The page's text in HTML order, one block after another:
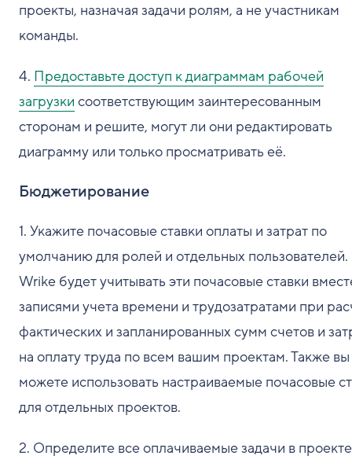
проекты, назначая задачи ролям, а не участникам
команды.
4. Предоставьте доступ к диаграммам рабочей
загрузки соответствующим заинтересованным
сторонам и решите, могут ли они редактировать
диаграмму или только просматривать её.
Бюджетирование
1. Укажите почасовые ставки оплаты и затрат по
умолчанию для ролей и отдельных пользователей.
Wrike будет учитывать эти почасовые ставки
записями учета времени и трудозатратами при
фактических и запланированных сумм счетов и
на оплату труда по всем вашим проектам. Также вы
можете использовать настраиваемые почасовые
для отдельных проектов.
2. Определите все оплачиваемые задачи в